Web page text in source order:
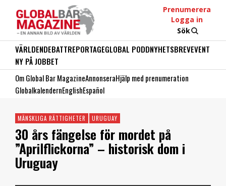
Prenumerera
Logga in
Sök
VÄRLDENDEBATTREPORTAGEGLOBAL PODDNYHETSBREVEVENT
NY PÅ JOBBET
Om Global Bar MagazineAnnonseraHjälp med prenumeration
GlobalkalendernEnglishEspañol
MÄNSKLIGA RÄTTIGHETER URUGUAY
30 års fängelse för mordet på
”Aprilflickorna” – historisk dom i
Uruguay